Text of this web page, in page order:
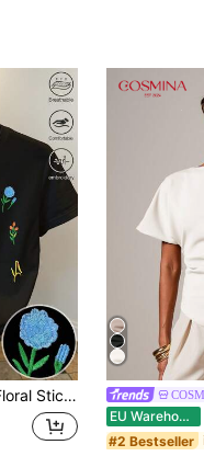
Rundhals Kurzarm T-Shirt, Geschenk für Freunde
EU Warehouse
#2 Bestseller